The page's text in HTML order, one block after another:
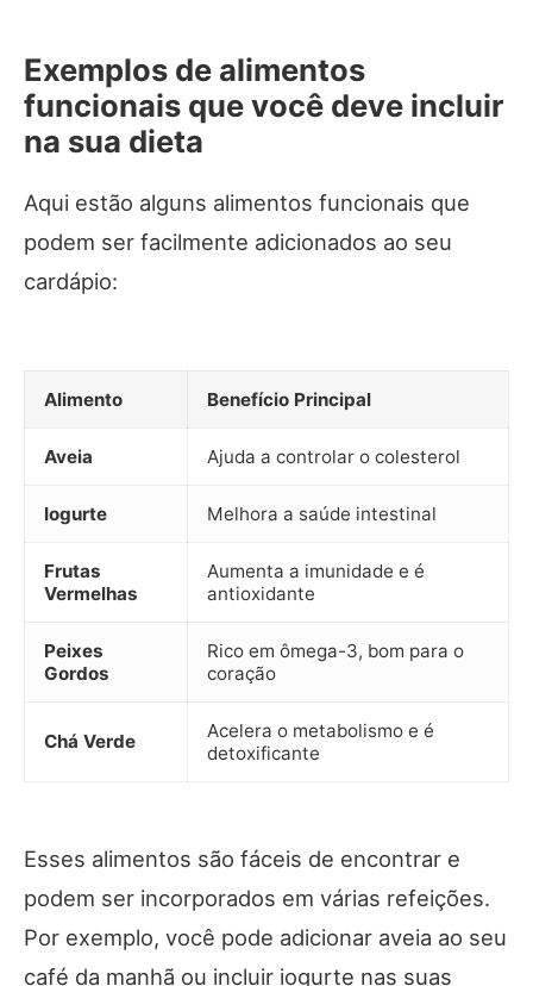
Exemplos de alimentos
funcionais que você deve incluir
na sua dieta
Aqui estão alguns alimentos funcionais que
podem ser facilmente adicionados ao seu
cardápio:
Alimento Benefício Principal
Aveia Ajuda a controlar o colesterol
Iogurte Melhora a saúde intestinal
Frutas
Vermelhas
Aumenta a imunidade e é
antioxidante
Peixes
Gordos
Rico em ômega-3, bom para o
coração
Chá Verde
Acelera o metabolismo e é
detoxificante
Esses alimentos são fáceis de encontrar e
podem ser incorporados em várias refeições.
Por exemplo, você pode adicionar aveia ao seu
café da manhã ou incluir iogurte nas suas